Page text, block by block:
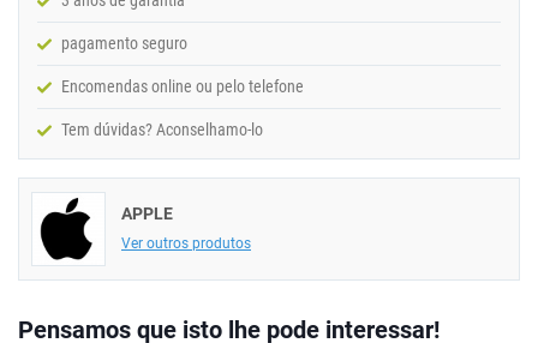
pagamento seguro
Encomendas online ou pelo telefone
Tem dúvidas? Aconselhamo-lo
APPLE
Ver outros produtos
Pensamos que isto lhe pode interessar!